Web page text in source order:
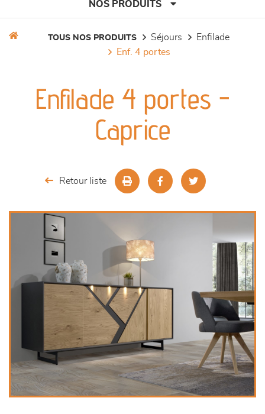
NOS PRODUITS
séjours
meubles de complément
décoration
TOUS NOS PRODUITS séjours
enfilade
enf. 4 portes
Enfilade 4 portes -
Caprice
Retour liste